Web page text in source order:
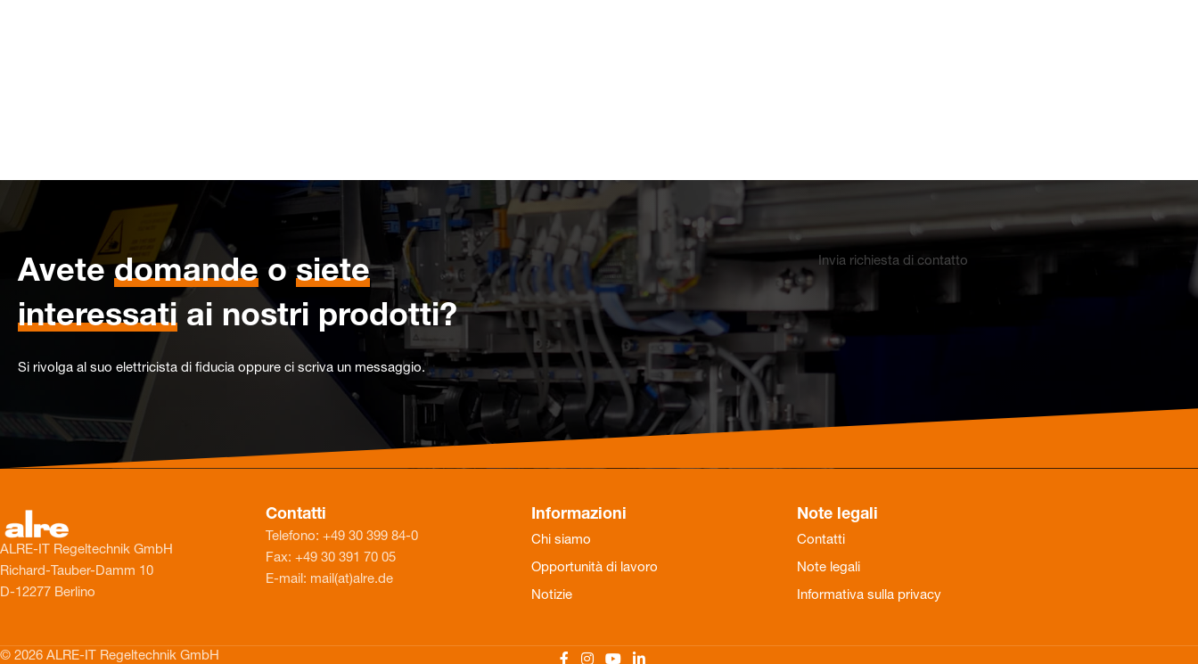
Avetedomande o siete
interessati ai nostri prodotti?
Si rivolga al suo elettricista di fiducia oppure ci scriva un messaggio.
Invia richiesta di contatto
ALRE-IT Regeltechnik GmbH
Richard-Tauber-Damm 10
D-12277 Berlino
Contatti
Telefono: +49 30 399 84-0
Fax: +49 30 391 70 05
E-mail: mail(at)alre.de
Informazioni
Chi siamo
Opportunità di lavoro
Notizie
Note legali
Contatti
Note legali
Informativa sulla privacy
© 2026 ALRE-IT Regeltechnik GmbH